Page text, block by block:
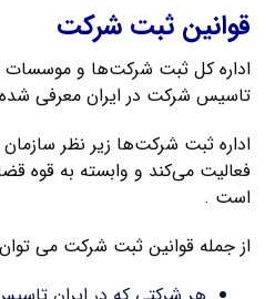
قوانین ثبت شرکت
اداره کل ثبت شرکت‌ها و
تاسیس شرکت در ایران معرفی
اداره ثبت شرکت‌ها زیر نظر
فعالیت می‌کند و وابسته به قوه
است .
از جمله قوانین ثبت شرکت می